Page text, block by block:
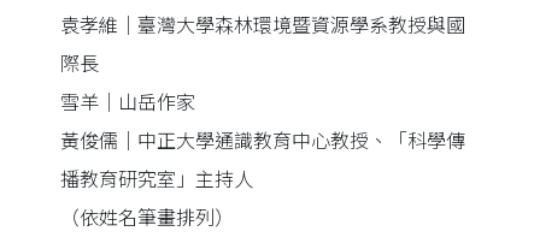
袁孝維｜臺灣大學森林環境暨資源學系教授與國
際長
雪羊｜山岳作家
黃俊儒｜中正大學通識教育中心教授、「科學傳
播教育研究室」主持人
（依姓名筆畫排列）